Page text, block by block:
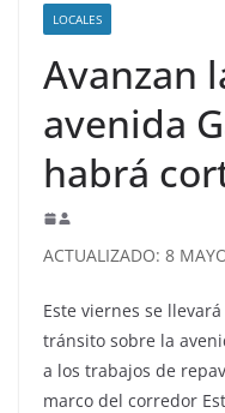
LOCALES
Avanzan
avenida
habrá
ACTUALIZADO: 8
Este viernes se
tránsito sobre la
a los trabajos de
marco del corredor